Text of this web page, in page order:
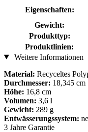
Eigenschaften:
Gewicht:
Produkttyp:
Produktlinien:
Weitere Informationen
Material: Recyceltes
Durchmesser: 18,345 cm
Höhe: 16,8 cm
Volumen: 3,6 l
Gewicht: 289 g
Entwässerungssystem:
3 Jahre Garantie